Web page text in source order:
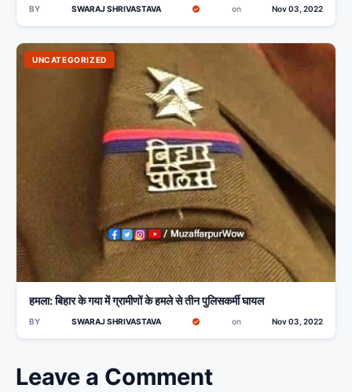
BY SWARAJ SHRIVASTAVA on Nov 03, 2022
UNCATEGORIZED
हमला: बिहार के गया में ग्रामीणों के हमले से तीन पुलिसकर्मी घायल
BY SWARAJ SHRIVASTAVA on Nov 03, 2022
Leave a Comment